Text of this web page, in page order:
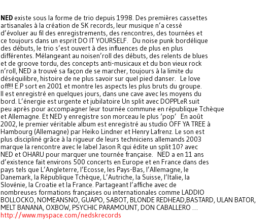
NED existe sous la forme de trio depuis 1998. Des premières cassettes
artisanales à la création de SK records, leur musique n’a cessé
d’évoluer au fil des enregistrements, des rencontres, des tournées et
ce toujours dans un esprit DO IT YOURSELF. Du noise punk bordélique
des débuts, le trio s’est ouvert à des influences de plus en plus
différentes. Mélangeant au noisen’roll des débuts, des relents de blues
et de groove tordu, des concepts anti-musicaux et du bon vieux rock
n’roll, NED a trouvé sa façon de se marcher, toujours à la limite du
déséquilibre, histoire de ne plus savoir sur quel pied danser. Le love
off!!! E.P sort en 2001 et montre les aspects les plus bruts du groupe.
Il est enregistré en quelques jours, dans une cave avec les moyens du
bord. L’énergie est urgente et jubilatoire Un split avec DOPPLeR suit
peu après pour accompagner leur tournée commune en république Tchèque
et Allemagne. Et NED y enregistre son morceau le plus ‘pop’ En août
2002, le premier véritable album est enregistré au studio OFF YA TREE à
Hambourg (Allemagne) par Heiko Lindner et Henry Lafrenz. Le son est
plus discipliné grâce à la rigueur de leurs techniciens allemands 2003
marque la rencontre avec le label Jason R qui édite un split 10? avec
NED et OHARU pour marquer une tournée française. NED a en 11 ans
d’existence fait environs 500 concerts en Europe et en France dans des
pays tels que L’Angleterre, l’Ecosse, les Pays-Bas, l’Allemagne, le
Danemark, la République Tchèque, L’Autriche, la Suisse, l’Italie, la
Slovénie, la Croatie et la France. Partageant l’affiche avec de
nombreuses formations françaises ou internationales comme LADDIO
BOLLOCKO, NOMEANSNO, GUAPO, SABOT, BLONDE REDHEAD,BASTARD, ULAN BATOR,
MELT BANANA, OXBOW, PSYCHIC PARAMOUNT, DON CABALLERO …
http://www.myspace.com/nedskrecords